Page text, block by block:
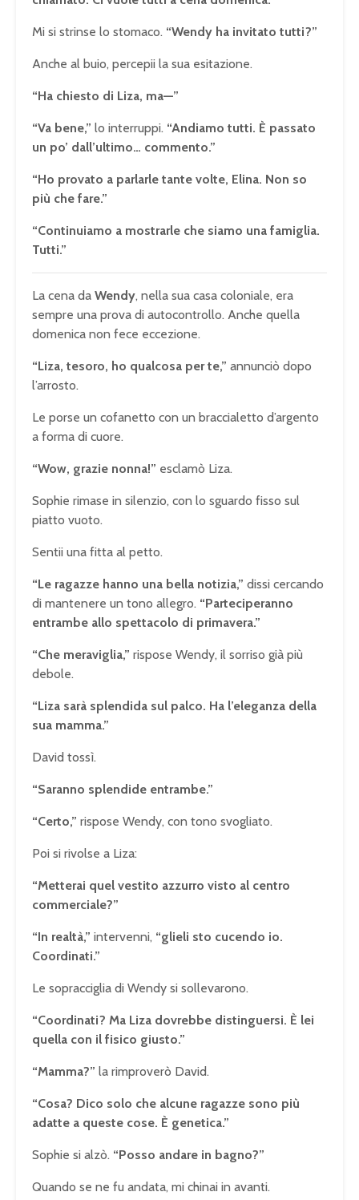
Mi si strinse lo stomaco. “Wendy ha invitato tutti?”
Anche al buio, percepii la sua esitazione.
“Ha chiesto di Liza, ma—”
“Va bene,” lo interruppi. “Andiamo tutti. È passato
un po’ dall’ultimo… commento.”
“Ho provato a parlarle tante volte, Elina. Non so
più che fare.”
“Continuiamo a mostrarle che siamo una famiglia.
Tutti.”
La cena da Wendy, nella sua casa coloniale, era
sempre una prova di autocontrollo. Anche quella
domenica non fece eccezione.
“Liza, tesoro, ho qualcosa per te,” annunciò dopo
l’arrosto.
Le porse un cofanetto con un braccialetto d’argento
a forma di cuore.
“Wow, grazie nonna!” esclamò Liza.
Sophie rimase in silenzio, con lo sguardo fisso sul
piatto vuoto.
Sentii una fitta al petto.
“Le ragazze hanno una bella notizia,” dissi cercando
di mantenere un tono allegro. “Parteciperanno
entrambe allo spettacolo di primavera.”
“Che meraviglia,” rispose Wendy, il sorriso già più
debole.
“Liza sarà splendida sul palco. Ha l’eleganza della
sua mamma.”
David tossì.
“Saranno splendide entrambe.”
“Certo,” rispose Wendy, con tono svogliato.
Poi si rivolse a Liza:
“Metterai quel vestito azzurro visto al centro
commerciale?”
“In realtà,” intervenni, “glieli sto cucendo io.
Coordinati.”
Le sopracciglia di Wendy si sollevarono.
“Coordinati? Ma Liza dovrebbe distinguersi. È lei
quella con il fisico giusto.”
“Mamma?” la rimproverò David.
“Cosa? Dico solo che alcune ragazze sono più
adatte a queste cose. È genetica.”
Sophie si alzò. “Posso andare in bagno?”
Quando se ne fu andata, mi chinai in avanti.